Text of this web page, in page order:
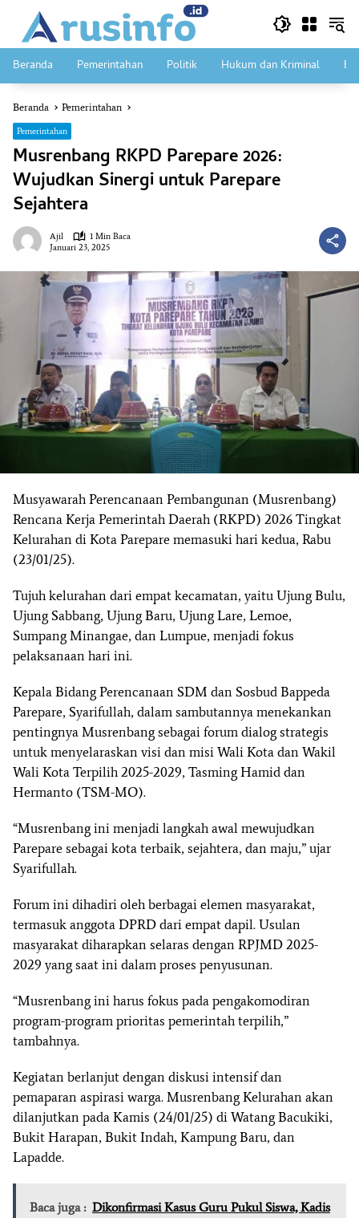
konten
Beranda Pemerintahan Politik Hukum dan Kriminal
Beranda Pemerintahan
Pemerintahan
Musrenbang RKPD Parepare 2026:
Wujudkan Sinergi untuk Parepare
Sejahtera
Ajil
1 Min Baca
Januari 23, 2025
Musyawarah Perencanaan Pembangunan (Musrenbang)
Rencana Kerja Pemerintah Daerah (RKPD) 2026 Tingkat
Kelurahan di Kota Parepare memasuki hari kedua, Rabu
(23/01/25).
Tujuh kelurahan dari empat kecamatan, yaitu Ujung Bulu,
Ujung Sabbang, Ujung Baru, Ujung Lare, Lemoe,
Sumpang Minangae, dan Lumpue, menjadi fokus
pelaksanaan hari ini.
Kepala Bidang Perencanaan SDM dan Sosbud Bappeda
Parepare, Syarifullah, dalam sambutannya menekankan
pentingnya Musrenbang sebagai forum dialog strategis
untuk menyelaraskan visi dan misi Wali Kota dan Wakil
Wali Kota Terpilih 2025-2029, Tasming Hamid dan
Hermanto (TSM-MO).
“Musrenbang ini menjadi langkah awal mewujudkan
Parepare sebagai kota terbaik, sejahtera, dan maju,” ujar
Syarifullah.
Forum ini dihadiri oleh berbagai elemen masyarakat,
termasuk anggota DPRD dari empat dapil. Usulan
masyarakat diharapkan selaras dengan RPJMD 2025-
2029 yang saat ini dalam proses penyusunan.
“Musrenbang ini harus fokus pada pengakomodiran
program-program prioritas pemerintah terpilih,”
tambahnya.
Kegiatan berlanjut dengan diskusi intensif dan
pemaparan aspirasi warga. Musrenbang Kelurahan akan
dilanjutkan pada Kamis (24/01/25) di Watang Bacukiki,
Bukit Harapan, Bukit Indah, Kampung Baru, dan
Lapadde.
Baca juga : Dikonfirmasi Kasus Guru Pukul Siswa, Kadis